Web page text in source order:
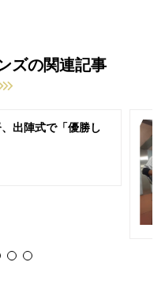
ズの関連記事
出陣式で「優勝し